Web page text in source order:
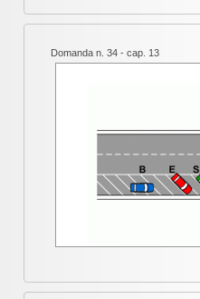
Domanda n. 34 - cap. 13